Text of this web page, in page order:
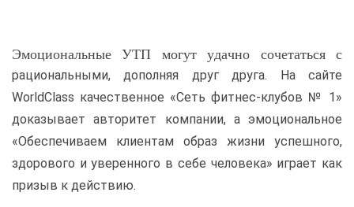
Эмоциональные УТП могут удачно сочетаться с
рациональными, дополняя друг друга. На сайте
WorldClass качественное «Сеть фитнес-клубов № 1»
доказывает авторитет компании, а эмоциональное
«Обеспечиваем клиентам образ жизни успешного,
здорового и уверенного в себе человека» играет как
призыв к действию.